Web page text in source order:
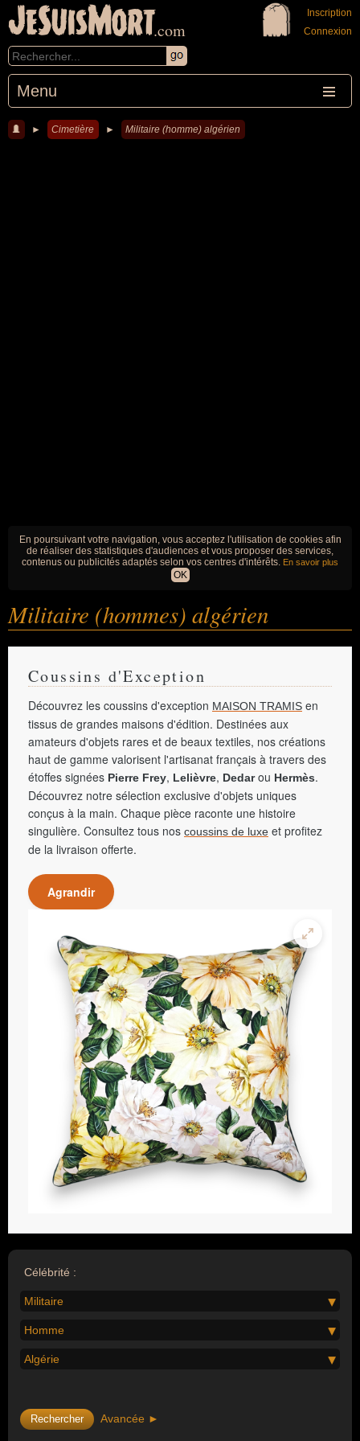
JeSuisMort.com
Menu
Inscription
Connexion
► Cimetière ► Militaire (homme) algérien
En poursuivant votre navigation, vous acceptez l'utilisation de cookies afin
de réaliser des statistiques d'audiences et vous proposer des services,
contenus ou publicités adaptés selon vos centres d'intérêts. En savoir plus
OK
Militaire (hommes) algérien
Coussins d'Exception
Découvrez les coussins d'exception MAISON TRAMIS en
tissus de grandes maisons d'édition. Destinées aux
amateurs d'objets rares et de beaux textiles, nos créations
haut de gamme valorisent l'artisanat français à travers des
étoffes signées Pierre Frey, Lelièvre, Dedarou Hermès.
Découvrez notre sélection exclusive d'objets uniques
conçus à la main. Chaque pièce raconte une histoire
singulière. Consultez tous nos coussins de luxe et profitez
de la livraison offerte.
Agrandir
Célébrité :
Militaire
Homme
Algérie
Avancée ►